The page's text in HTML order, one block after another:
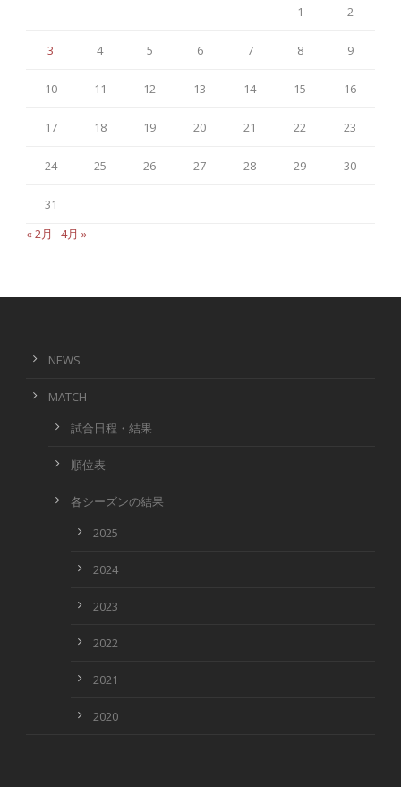
1 2
3 4 5 6 7 8 9
10 11 12 13 14 15 16
17 18 19 20 21 22 23
24 25 26 27 28 29 30
31
« 2月
4月 »
NEWS
MATCH
試合日程・結果
順位表
各シーズンの結果
2025
2024
2023
2022
2021
2020